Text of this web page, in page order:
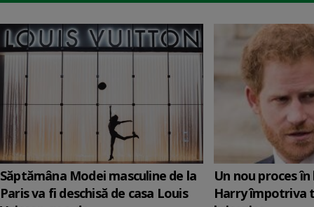
Săptămâna Modei masculine de la
Paris va fi deschisă de casa Louis
Un nou proces
Harry împotriva